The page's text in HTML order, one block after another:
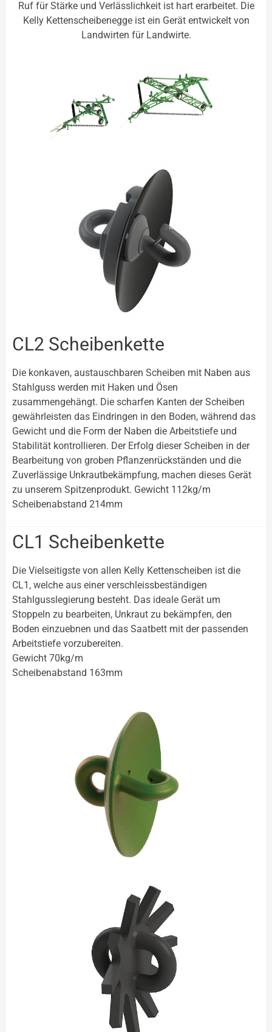
Ruf für Stärke und Verlässlichkeit ist hart erarbeitet. Die
Kelly Kettenscheibenegge ist ein Gerät entwickelt von
Landwirten für Landwirte.
CL2 Scheibenkette
Die konkaven, austauschbaren Scheiben mit Naben aus
Stahlguss werden mit Haken und Ösen
zusammengehängt. Die scharfen Kanten der Scheiben
gewährleisten das Eindringen in den Boden, während das
Gewicht und die Form der Naben die Arbeitstiefe und
Stabilität kontrollieren. Der Erfolg dieser Scheiben in der
Bearbeitung von groben Pflanzenrückständen und die
Zuverlässige Unkrautbekämpfung, machen dieses Gerät
zu unserem Spitzenprodukt. Gewicht 112kg/m
Scheibenabstand 214mm
CL1 Scheibenkette
Die Vielseitigste von allen Kelly Kettenscheiben ist die
CL1, welche aus einer verschleissbeständigen
Stahlgusslegierung besteht. Das ideale Gerät um
Stoppeln zu bearbeiten, Unkraut zu bekämpfen, den
Boden einzuebnen und das Saatbett mit der passenden
Arbeitstiefe vorzubereiten.
Gewicht 70kg/m
Scheibenabstand 163mm